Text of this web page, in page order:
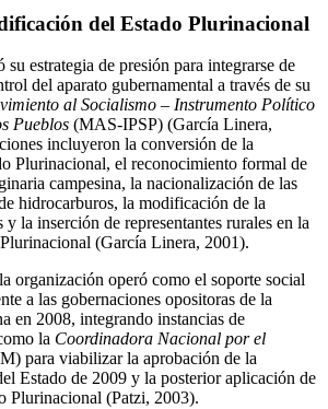
del Estado Plurinacional
estrategia de presión para integrarse de
del aparato gubernamental a través de su
al Socialismo – Instrumento Político
Pueblos (MAS-IPSP) (García Linera,
incluyeron la conversión de la
Plurinacional, el reconocimiento formal de
campesina, la nacionalización de las
hidrocarburos, la modificación de la
la inserción de representantes rurales en la
(García Linera, 2001).
organización operó como el soporte social
a las gobernaciones opositoras de la
en 2008, integrando instancias de
la Coordinadora Nacional por el
para viabilizar la aprobación de la
Estado de 2009 y la posterior aplicación de
Plurinacional (Patzi, 2003).